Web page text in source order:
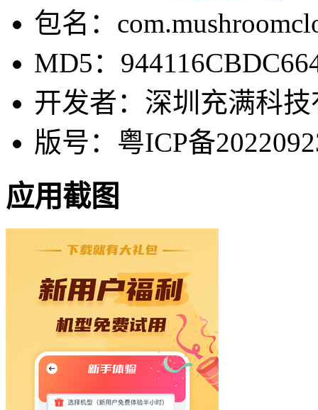
包名：
MD5：
开发者：深圳充满科
版号：粤ICP备
应用截图